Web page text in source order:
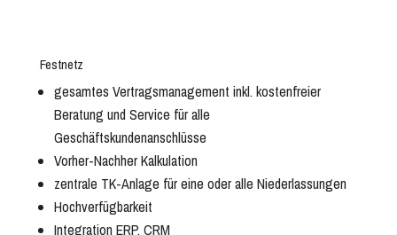
Festnetz
gesamtes Vertragsmanagement inkl. kostenfreier
Beratung und Service für alle
Geschäftskundenanschlüsse
Vorher-Nachher Kalkulation
zentrale TK-Anlage für eine oder alle Niederlassungen
Hochverfügbarkeit
Integration ERP, CRM